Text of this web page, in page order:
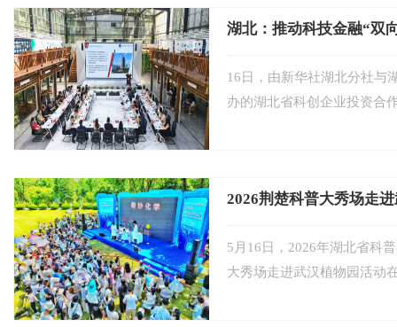
湖北：推动科技金融“双
16日，由新华社湖北分社与
办的湖北省科创企业投资合
2026荆楚科普大秀场走
5月16日，2026年湖北省科
大秀场走进武汉植物园活动